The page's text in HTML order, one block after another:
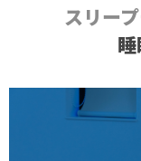
スリー